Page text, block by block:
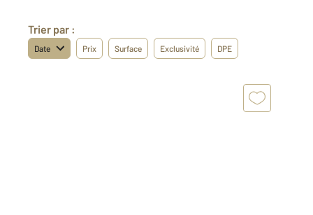
Trier par :
Date Prix Surface Exclusivité DPE